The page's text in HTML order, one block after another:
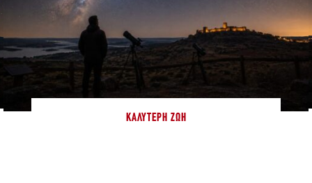
ΚΑΛΎΤΕΡΗ ΖΩΉ